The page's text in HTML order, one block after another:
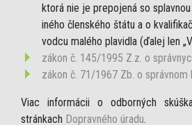
ktorá nie je prepojená so
iného členského štátu a o
vodcu malého plavidla (ďalej len
zákon č. 145/1995 Z.z. o
zákon č. 71/1967 Zb. o správnom
Viac informácii o odborných
stránkach Dopravného úradu.